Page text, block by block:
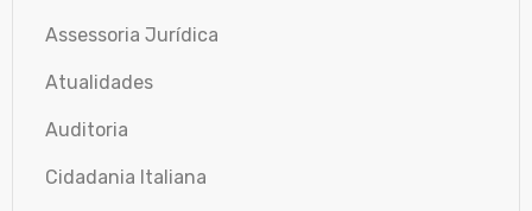
Assessoria Jurídica
Atualidades
Auditoria
Cidadania Italiana